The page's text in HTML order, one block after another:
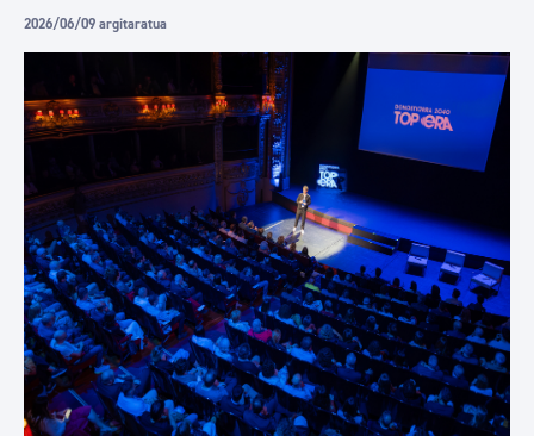
2026/06/09 argitaratua